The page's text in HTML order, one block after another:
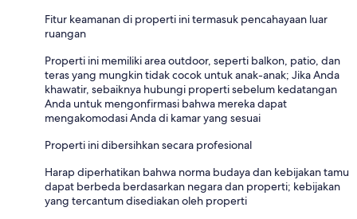
Fitur keamanan di properti ini termasuk pencahayaan luar
ruangan
Properti ini memiliki area outdoor, seperti balkon, patio, dan
teras yang mungkin tidak cocok untuk anak-anak; Jika Anda
khawatir, sebaiknya hubungi properti sebelum kedatangan
Anda untuk mengonfirmasi bahwa mereka dapat
mengakomodasi Anda di kamar yang sesuai
Properti ini dibersihkan secara profesional
Harap diperhatikan bahwa norma budaya dan kebijakan tamu
dapat berbeda berdasarkan negara dan properti; kebijakan
yang tercantum disediakan oleh properti